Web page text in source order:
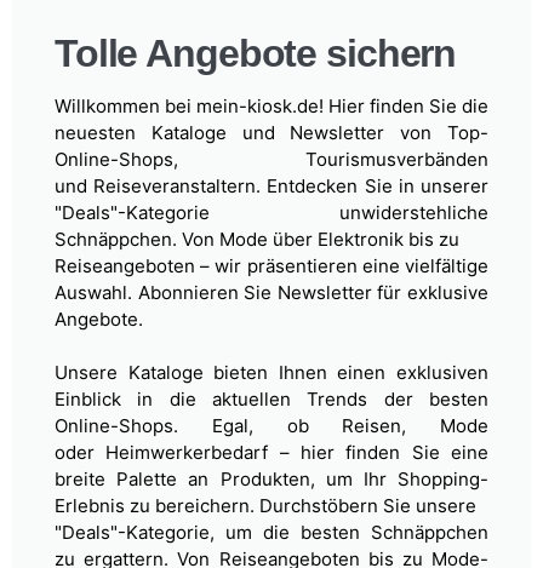
Tolle Angebote sichern
Willkommen bei mein-kiosk.de! Hier finden Sie die
neuesten Kataloge und Newsletter von Top-
Online-Shops, Tourismusverbänden
und Reiseveranstaltern. Entdecken Sie in unserer
"Deals"-Kategorie unwiderstehliche
Schnäppchen. Von Mode über Elektronik bis zu
Reiseangeboten – wir präsentieren eine vielfältige
Auswahl. Abonnieren Sie Newsletter für exklusive
Angebote.
Unsere Kataloge bieten Ihnen einen exklusiven
Einblick in die aktuellen Trends der besten
Online-Shops. Egal, ob Reisen, Mode
oder Heimwerkerbedarf – hier finden Sie eine
breite Palette an Produkten, um Ihr Shopping-
Erlebnis zu bereichern. Durchstöbern Sie unsere
"Deals"-Kategorie, um die besten Schnäppchen
zu ergattern. Von Reiseangeboten bis zu Mode-